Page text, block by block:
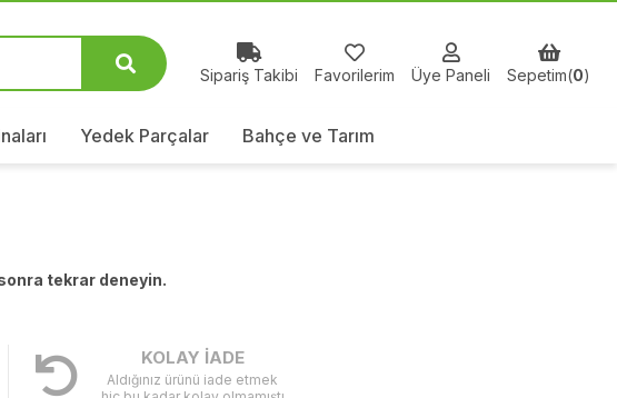
Sipariş Takibi Favorilerim Üye Paneli Sepetim(0)
Yedek Parçalar Bahçe ve Tarım
tekrar deneyin.
KOLAY İADE
Aldığınız ürünü iade etmek